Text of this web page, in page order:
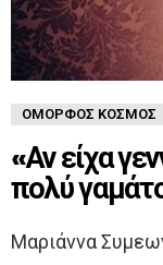
ΌΜΟΡΦΟΣ ΚΌΣΜΟΣ
«Αν είχα
πολύ
Μαριάννα